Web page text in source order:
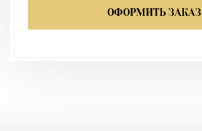
ОФОРМИТЬ ЗАКАЗ